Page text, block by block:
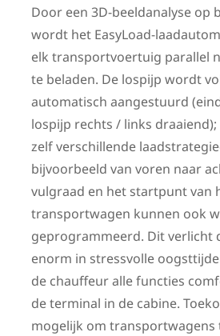
Door een 3D-beeldanalyse op
wordt het EasyLoad-
elk transportvoertuig parallel
te beladen. De lospijp wordt
automatisch aangestuurd
lospijp rechts / links
zelf verschillende
bijvoorbeeld van voren naar
vulgraad en het startpunt van
transportwagen kunnen ook
geprogrammeerd. Dit verlicht
enorm in stressvolle
de chauffeur alle functies
de terminal in de cabine.
mogelijk om transportwagens